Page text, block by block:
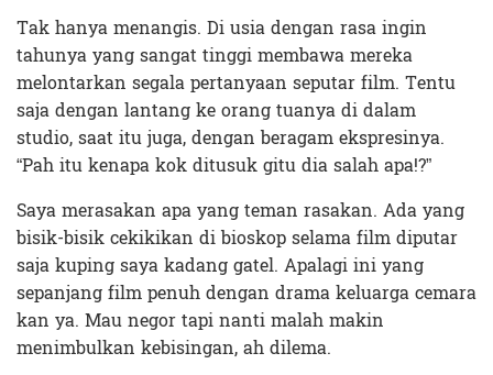
Tak hanya menangis. Di usia dengan rasa ingin
tahunya yang sangat tinggi membawa mereka
melontarkan segala pertanyaan seputar film. Tentu
saja dengan lantang ke orang tuanya di dalam
studio, saat itu juga, dengan beragam ekspresinya.
“Pah itu kenapa kok ditusuk gitu dia salah apa!?”
Saya merasakan apa yang teman rasakan. Ada yang
bisik-bisik cekikikan di bioskop selama film diputar
saja kuping saya kadang gatel. Apalagi ini yang
sepanjang film penuh dengan drama keluarga cemara
kan ya. Mau negor tapi nanti malah makin
menimbulkan kebisingan, ah dilema.